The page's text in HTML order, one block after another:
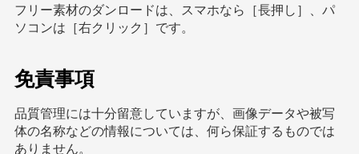
フリー素材のダンロードは、スマホなら［長押し］、パ
ソコンは［右クリック］です。
免責事項
品質管理には十分留意していますが、画像データや被写
体の名称などの情報については、何ら保証するものでは
ありません。